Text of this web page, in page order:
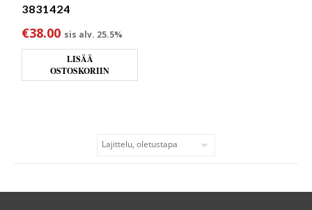
3831424
€38.00 sis alv. 25.5%
LISÄÄ
OSTOSKORIIN